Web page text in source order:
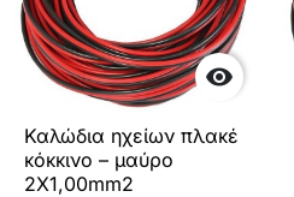

Καλώδια ηχείων πλακέ
κόκκινο – μαύρο
2Χ1,00mm2